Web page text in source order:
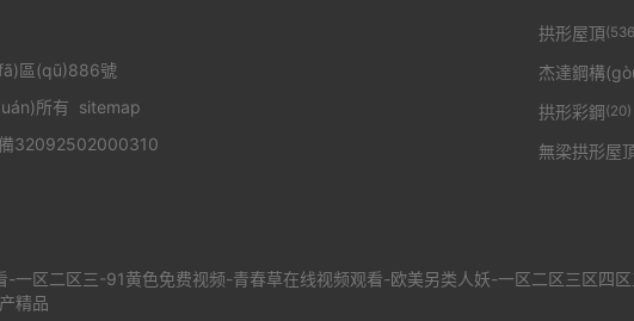
拱形屋頂
杰達鋼構
拱形彩鋼(20)
無梁拱形屋
區(qū)886號
所有 sitemap
32092502000310
一区二区三-91黄色免费视频-青春草在线视频观看-欧美另类人妖-一区二区三区四
精品